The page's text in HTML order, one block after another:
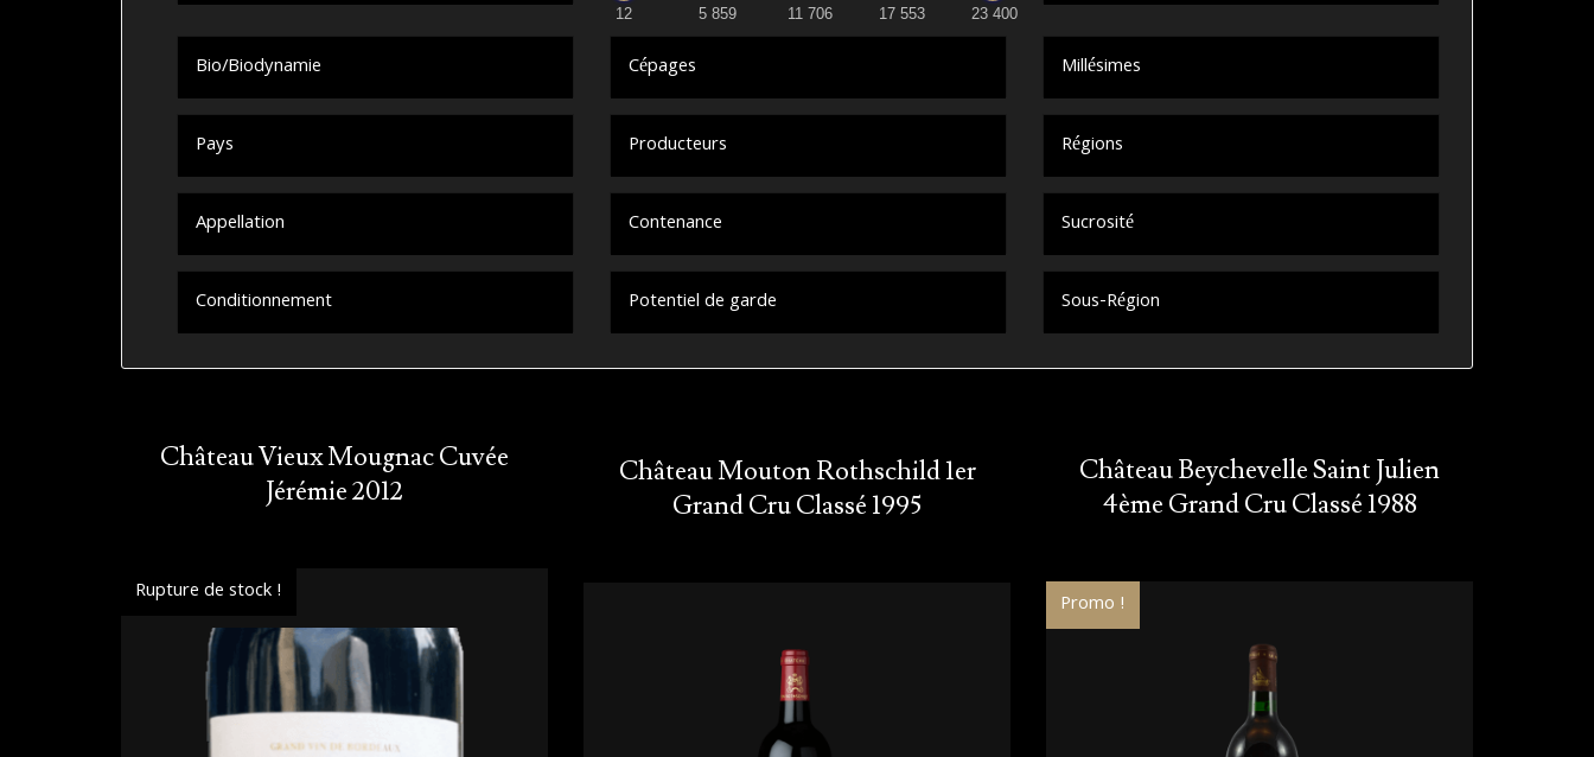
12 5 859 11 706 17 553 23 400
Bio/Biodynamie Cépages Millésimes
Pays Producteurs Régions
Appellation Contenance Sucrosité
Conditionnement Potentiel de garde Sous-Région
Château Vieux Mougnac Cuvée
Jérémie 2012
Rupture de stock !
Château Mouton Rothschild 1er
Grand Cru Classé 1995
Château Beychevelle Saint Julien
4ème Grand Cru Classé 1988
Promo !